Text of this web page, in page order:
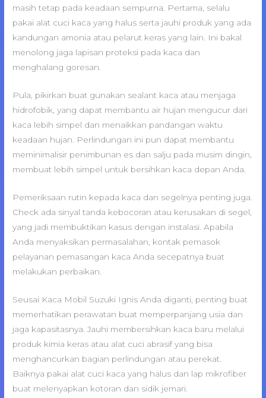
masih tetap pada keadaan sempurna. Pertama, selalu
pakai alat cuci kaca yang halus serta jauhi produk yang ada
kandungan amonia atau pelarut keras yang lain. Ini bakal
menolong jaga lapisan proteksi pada kaca dan
menghalang goresan.
Pula, pikirkan buat gunakan sealant kaca atau menjaga
hidrofobik, yang dapat membantu air hujan mengucur dari
kaca lebih simpel dan menaikkan pandangan waktu
keadaan hujan. Perlindungan ini pun dapat membantu
meminimalisir penimbunan es dan salju pada musim dingin,
membuat lebih simpel untuk bersihkan kaca depan Anda.
Pemeriksaan rutin kepada kaca dan segelnya penting juga.
Check ada sinyal tanda kebocoran atau kerusakan di segel,
yang jadi membuktikan kasus dengan instalasi. Apabila
Anda menyaksikan permasalahan, kontak pemasok
pelayanan pemasangan kaca Anda secepatnya buat
melakukan perbaikan.
Seusai Kaca Mobil Suzuki Ignis Anda diganti, penting buat
memerhatikan perawatan buat memperpanjang usia dan
jaga kapasitasnya. Jauhi membersihkan kaca baru melalui
produk kimia keras atau alat cuci abrasif yang bisa
menghancurkan bagian perlindungan atau perekat.
Baiknya pakai alat cuci kaca yang halus dan lap mikrofiber
buat melenyapkan kotoran dan sidik jemari.